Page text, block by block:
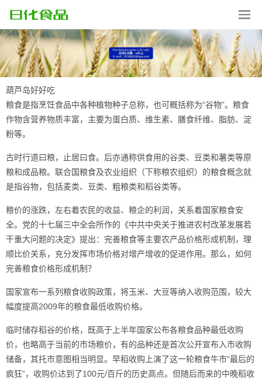
葫芦岛好好吃
粮食是指烹饪食品中各种植物种子总称，也可概括称为“谷物”。粮食
作物含营养物质丰富，主要为蛋白质、维生素、膳食纤维、脂肪、淀
粉等。
古时行道曰粮，止居曰食。后亦通称供食用的谷类、豆类和薯类等原
粮和成品粮。联合国粮食及农业组织（下称粮农组织）的粮食概念就
是指谷物，包括麦类、豆类、粗粮类和稻谷类等。
粮价的涨跌，左右着农民的收益、粮企的利润，关系着国家粮食安
全。党的十七届三中全会所作的《中共中央关于推进农村改革发展若
干重大问题的决定》提出：完善粮食等主要农产品价格形成机制，理
顺比价关系，充分发挥市场价格对增产增收的促进作用。那么，如何
完善粮食价格形成机制？
国家宣布一系列粮食收购政策，将玉米、大豆等纳入收购范围，较大
幅度提高2009年的粮食最低收购价格。
临时储存稻谷的价格，既高于上半年国家公布各粮食品种最低收购
价，也略高于当前的市场粮价，有的品种还是首次公开宣布入市收购
储备，其托市意图相当明显。早稻收购上演了这一轮粮食牛市“最后的
疯狂”，收购价达到了100元/百斤的历史高点。但随后而来的中晚稻收